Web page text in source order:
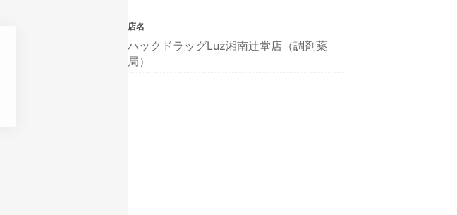
店名
ハックドラッグLuz湘南辻堂店（調剤薬
局）